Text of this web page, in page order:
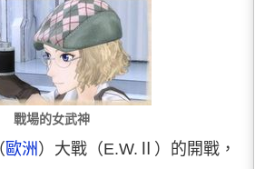
戰場的女武神
歐洲 ）大戰（E.W.Ⅱ）的開戰，